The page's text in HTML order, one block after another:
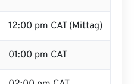
12:00 pm CAT (Mittag)
01:00 pm CAT